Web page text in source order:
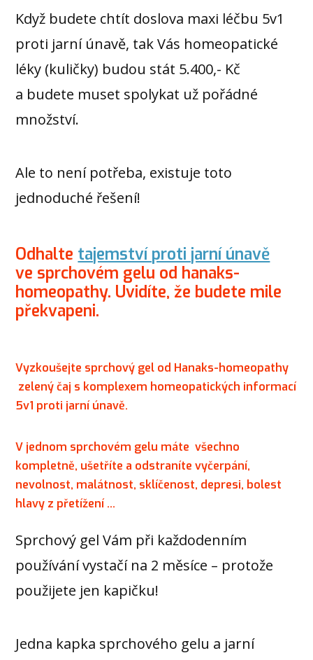
Když budete chtít doslova maxi léčbu 5v1
proti jarní únavě, tak Vás homeopatické
léky (kuličky) budou stát 5.400,- Kč
a budete muset spolykat už pořádné
množství.
Ale to není potřeba, existuje toto
jednoduché řešení!
Odhalte tajemství proti jarní únavě
ve sprchovém gelu od hanaks-
homeopathy. Uvidíte, že budete mile
překvapeni.
Vyzkoušejte sprchový gel od Hanaks-homeopathy
zelený čaj s komplexem homeopatických informací
5v1 proti jarní únavě.
V jednom sprchovém gelu máte všechno
kompletně, ušetříte a odstraníte vyčerpání,
nevolnost, malátnost, sklíčenost, depresi, bolest
hlavy z přetížení …
Sprchový gel Vám při každodenním
používání vystačí na 2 měsíce – protože
použijete jen kapičku!
Jedna kapka sprchového gelu a jarní